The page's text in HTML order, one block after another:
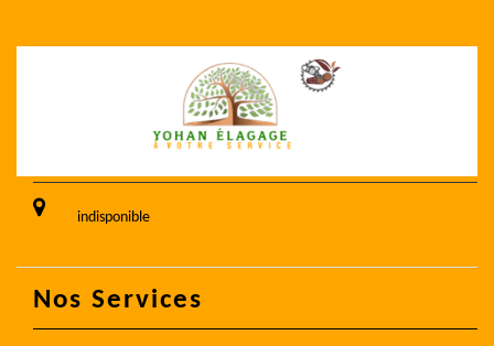
indisponible
Nos Services